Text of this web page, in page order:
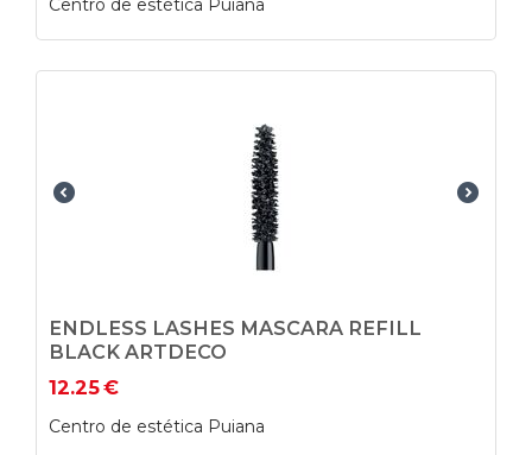
Centro de estética Puiana
ENDLESS LASHES MASCARA REFILL
BLACK ARTDECO
12.25€
Centro de estética Puiana